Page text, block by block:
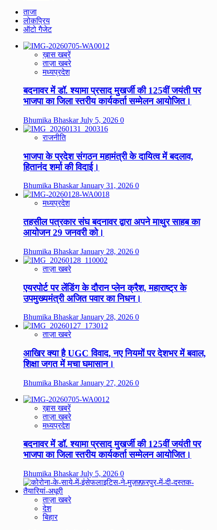
ताजा
लोकप्रिय
ऑटो गैजेट
ख़ास खबरें
ताज़ा खबरे
मध्यप्रदेश
बदनावर में डॉ. श्यामा प्रसाद मुखर्जी की 125वीं जयंती पर
भाजपा का जिला स्तरीय कार्यकर्ता सम्मेलन आयोजित।
Bhumika BhaskarJuly 5, 2026 0
राजनीति
भाजपा के प्रदेश संगठन महामंत्री के दायित्व में बदलाव,
हितानंद शर्मा की विदाई।
Bhumika BhaskarJanuary 31, 2026 0
मध्यप्रदेश
तहसील पत्रकार संघ बदनावर द्वारा अपने माथुर साहब का
आयोजन 29 जनवरी को।
Bhumika BhaskarJanuary 28, 2026 0
ताज़ा खबरे
एयरपोर्ट पर लेंडिंग के दौरान प्लेन क्रैश, महाराष्ट्र के
उपमुख्यमंत्री अजित पवार का निधन।
Bhumika BhaskarJanuary 28, 2026 0
ताज़ा खबरे
आखिर क्या है UGC विवाद, नए नियमों पर देशभर में बवाल,
शिक्षा जगत में मचा घमासान।
Bhumika BhaskarJanuary 27, 2026 0
ख़ास खबरें
ताज़ा खबरे
मध्यप्रदेश
बदनावर में डॉ. श्यामा प्रसाद मुखर्जी की 125वीं जयंती पर
भाजपा का जिला स्तरीय कार्यकर्ता सम्मेलन आयोजित।
Bhumika BhaskarJuly 5, 2026 0
ताज़ा खबरे
देश
बिहार